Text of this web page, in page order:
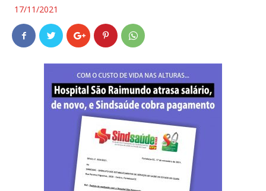
17/11/2021